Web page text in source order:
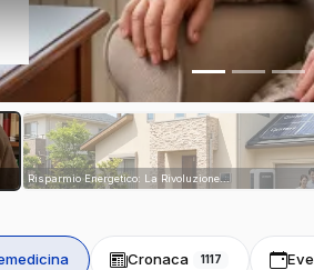
Risparmio Energetico: La Rivoluzione...
Cronaca 1117